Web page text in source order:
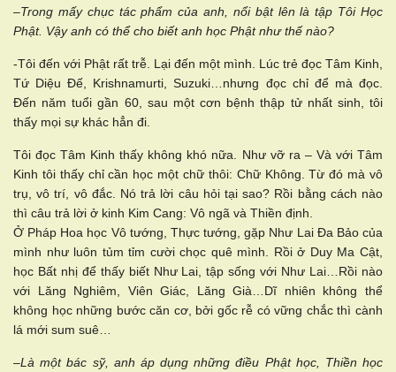
–Trong mấy chục tác phẩm của anh, nổi bật lên là tập Tôi Học
Phật. Vậy anh có thể cho biết anh học Phật như thế nào?
-Tôi đến với Phật rất trễ. Lại đến một mình. Lúc trẻ đọc Tâm Kinh,
Tứ Diệu Đế, Krishnamurti, Suzuki…nhưng đọc chỉ để mà đọc.
Đến năm tuổi gần 60, sau một cơn bệnh thập tử nhất sinh, tôi
thấy mọi sự khác hẳn đi.
Tôi đọc Tâm Kinh thấy không khó nữa. Như vỡ ra – Và với Tâm
Kinh tôi thấy chỉ cần học một chữ thôi: Chữ Không. Từ đó mà vô
trụ, vô trí, vô đắc. Nó trả lời câu hỏi tại sao? Rồi bằng cách nào
thì câu trả lời ở kinh Kim Cang: Vô ngã và Thiền định.
Ở Pháp Hoa học Vô tướng, Thực tướng, gặp Như Lai Đa Bảo của
mình như luôn tủm tỉm cười chọc quê mình. Rồi ở Duy Ma Cật,
học Bất nhị để thấy biết Như Lai, tập sống với Như Lai…Rồi nào
với Lăng Nghiêm, Viên Giác, Lăng Già…Dĩ nhiên không thể
không học những bước căn cơ, bởi gốc rễ có vững chắc thì cành
lá mới sum suê…
–Là một bác sỹ, anh áp dụng những điều Phật học, Thiền học